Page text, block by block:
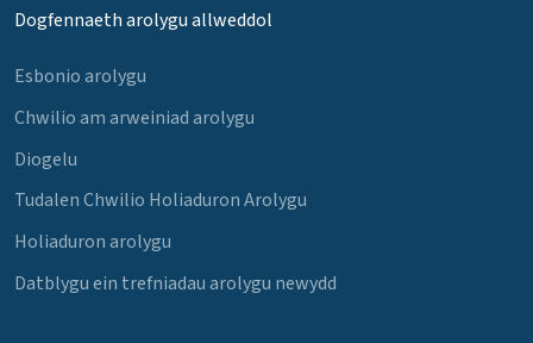
Dogfennaeth arolygu allweddol
Esbonio arolygu
Chwilio am arweiniad arolygu
Diogelu
Tudalen Chwilio Holiaduron Arolygu
Holiaduron arolygu
Datblygu ein trefniadau arolygu newydd